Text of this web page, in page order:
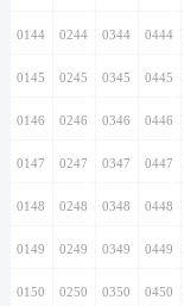
0144 0244 0344 0444
0145 0245 0345 0445
0146 0246 0346 0446
0147 0247 0347 0447
0148 0248 0348 0448
0149 0249 0349 0449
0150 0250 0350 0450